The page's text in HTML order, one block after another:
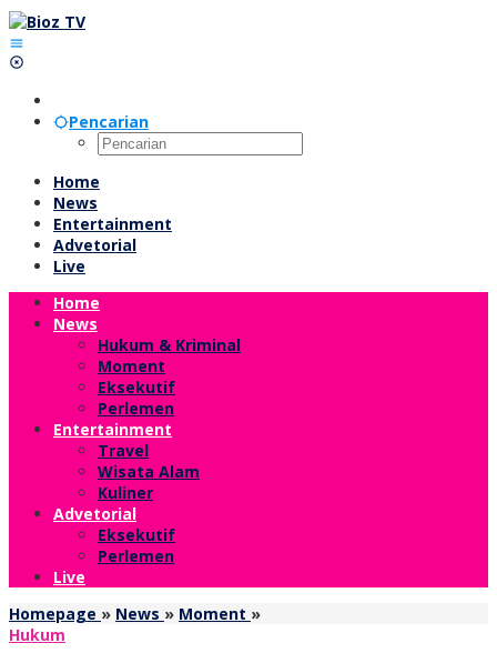
Lewati
ke
konten
Pencarian
Home
News
Entertainment
Advetorial
Live
Home
News
Hukum & Kriminal
Moment
Eksekutif
Perlemen
Entertainment
Travel
Wisata Alam
Kuliner
Advetorial
Eksekutif
Perlemen
Live
Homepage » News » Moment »Sidang
Hukum